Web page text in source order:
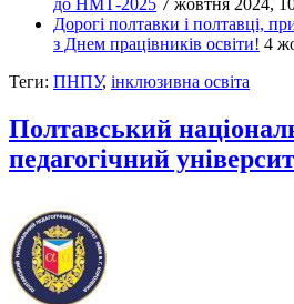
до НМТ-2025 7 жовтня 2024,
Дорогі полтавки і полтавці,
з Днем працівників освіти! 4
Теги: ПНПУ, інклюзивна освіта
Полтавський
педагогічний